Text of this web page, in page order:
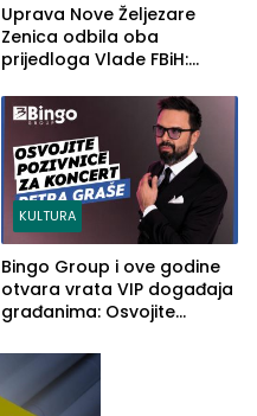
Uprava Nove Željezare
Zenica odbila oba
prijedloga Vlade FBiH:
rješenje
KULTURA
Bingo Group i ove godine
otvara vrata VIP događaja
građanima: Osvojite
Graše